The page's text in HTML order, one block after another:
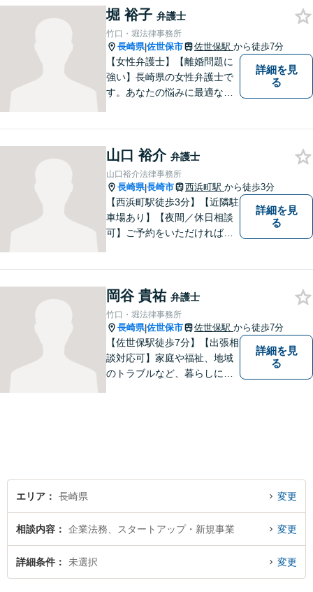
プの手続きが可能◎【駐車場
あり】
堀 裕子 弁護士
竹口・堀法律事務所
長崎県|佐世保市 佐世保駅 から徒歩7分
【女性弁護士】【離婚問題に
強い】長崎県の女性弁護士で
す。あなたの悩みに最適なリ
詳細を見
る
山口 裕介 弁護士
山口裕介法律事務所
長崎県|長崎市 西浜町駅 から徒歩3分
【西浜町駅徒歩3分】【近隣駐
車場あり】【夜間／休日相談
可】ご予約をいただければ、
にご相談ください。
詳細を見
る
岡谷 貴祐 弁護士
竹口・堀法律事務所
長崎県|佐世保市 佐世保駅 から徒歩7分
【佐世保駅徒歩7分】【出張相
談対応可】家庭や福祉、地域
のトラブルなど、暮らしに根
詳細を見
る
エリア 長崎県 変更
相談内容 企業法務、スタートアップ・新規事業 変更
詳細条件 未選択 変更